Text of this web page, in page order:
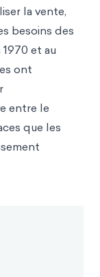
la vente,
besoins des
et au
ont
entre le
que les